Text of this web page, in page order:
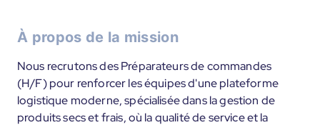
À propos de la mission
Nous recrutons des Préparateurs de commandes
(H/F) pour renforcer les équipes d'une plateforme
logistique moderne, spécialisée dans la gestion de
produits secs et frais, où la qualité de service et la